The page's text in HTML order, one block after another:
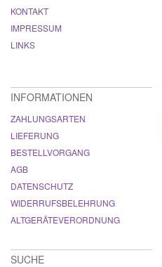
KONTAKT
IMPRESSUM
LINKS
INFORMATIONEN
ZAHLUNGSARTEN
LIEFERUNG
BESTELLVORGANG
AGB
DATENSCHUTZ
WIDERRUFSBELEHRUNG
ALTGERÄTEVERORDNUNG
SUCHE